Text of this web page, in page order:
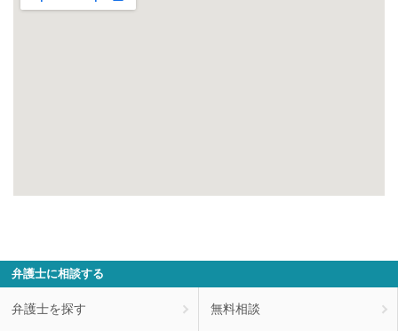
弁護士に相談する
弁護士を探す 無料相談